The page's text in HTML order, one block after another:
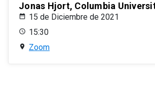
Jonas Hjort, Columbia
15 de Diciembre de 2021
15:30
Zoom